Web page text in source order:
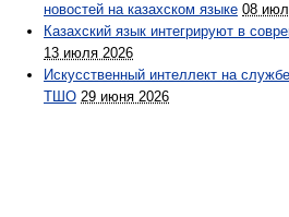
новостей на казахском языке 08
Казахский язык интегрируют в
13 июля 2026
Искусственный интеллект на
ТШО 29 июня 2026